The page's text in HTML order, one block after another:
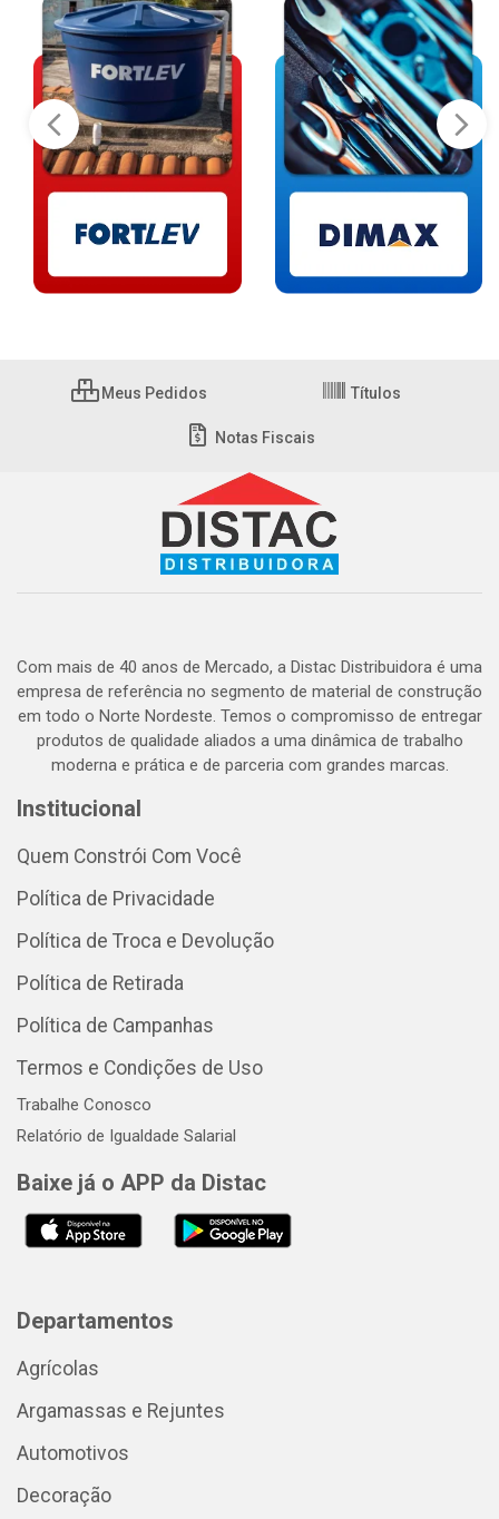
Meus Pedidos Títulos
Notas Fiscais
Com mais de 40 anos de Mercado, a Distac Distribuidora é uma
empresa de referência no segmento de material de construção
em todo o Norte Nordeste. Temos o compromisso de entregar
produtos de qualidade aliados a uma dinâmica de trabalho
moderna e prática e de parceria com grandes marcas.
Institucional
Quem Constrói Com Você
Política de Privacidade
Política de Troca e Devolução
Política de Retirada
Política de Campanhas
Termos e Condições de Uso
Trabalhe Conosco
Relatório de Igualdade Salarial
Baixe já o APP da Distac
Departamentos
Agrícolas
Argamassas e Rejuntes
Automotivos
Decoração